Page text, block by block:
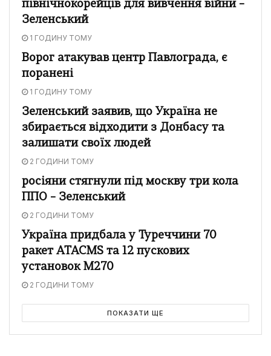
північнокорейців для вивчення війни –
Зеленський
1 ГОДИНУ ТОМУ
Ворог атакував центр Павлограда, є
поранені
1 ГОДИНУ ТОМУ
Зеленський заявив, що Україна не
збирається відходити з Донбасу та
залишати своїх людей
2 ГОДИНИ ТОМУ
росіяни стягнули під москву три кола
ППО – Зеленський
2 ГОДИНИ ТОМУ
Україна придбала у Туреччини 70
ракет ATACMS та 12 пускових
установок M270
2 ГОДИНИ ТОМУ
ПОКАЗАТИ ЩЕ